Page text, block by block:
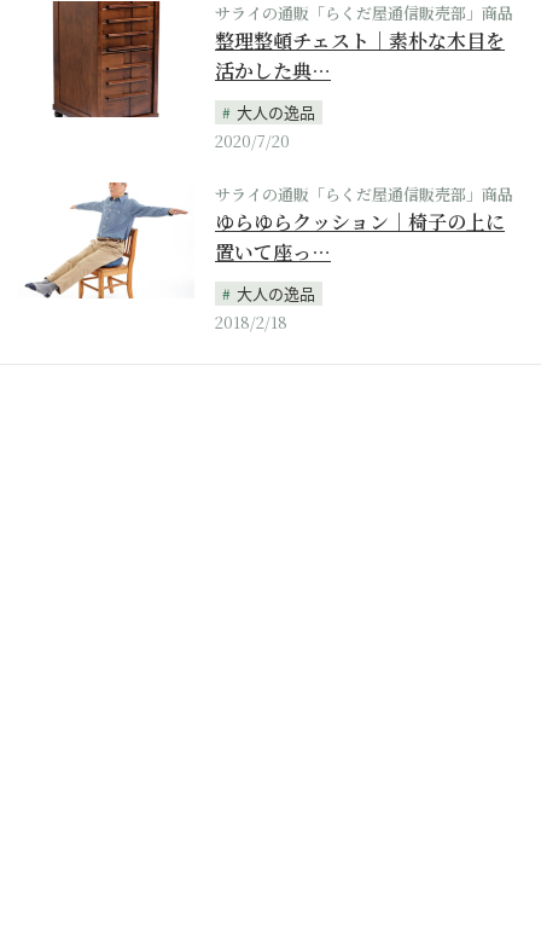
サライの通販「らくだ屋通信販売部」商品
整理整頓チェスト｜素朴な木目を
活かした典…
大人の逸品
2020/7/20
サライの通販「らくだ屋通信販売部」商品
ゆらゆらクッション｜椅子の上に
置いて座っ…
大人の逸品
2018/2/18